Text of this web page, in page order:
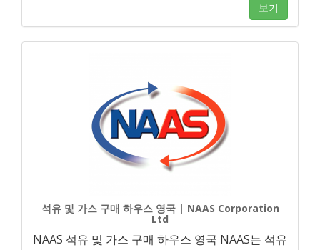
보기
석유 및 가스 구매 하우스 영국 | NAAS Corporation
Ltd
NAAS 석유 및 가스 구매 하우스 영국 NAAS는 석유